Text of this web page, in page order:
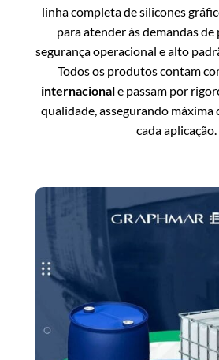
linha completa de silicones
para atender às demandas
segurança operacional e alto
Todos os produtos contam
internacionale passam por
qualidade, assegurando
cada aplicação.